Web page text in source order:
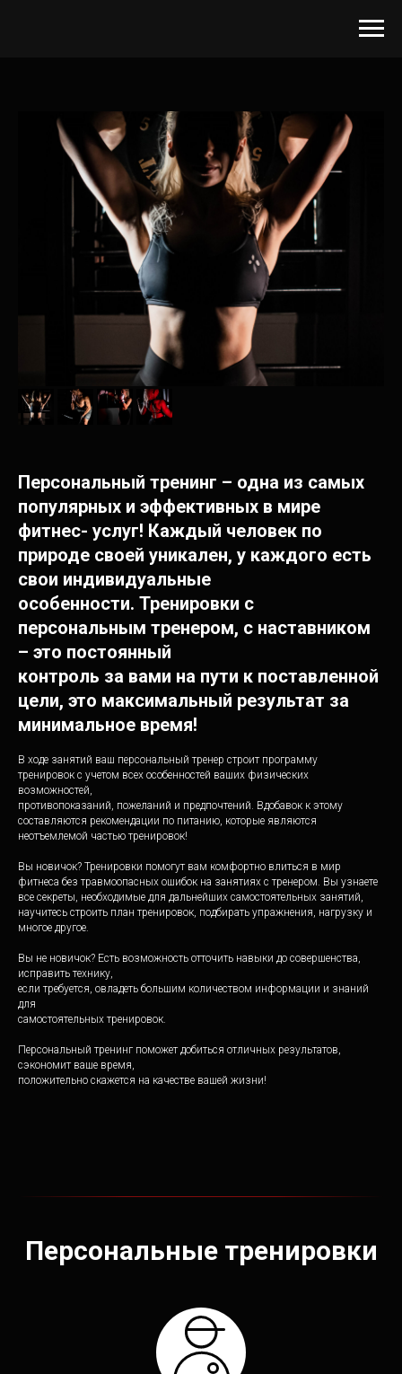
Персональный тренинг – одна из самых
популярных и эффективных в мире
фитнес- услуг! Каждый человек по
природе своей уникален, у каждого есть
свои индивидуальные
особенности. Тренировки с
персональным тренером, с наставником
– это постоянный
контроль за вами на пути к поставленной
цели, это максимальный результат за
минимальное время!
В ходе занятий ваш персональный тренер строит программу
тренировок с учетом всех особенностей ваших физических
возможностей,
противопоказаний, пожеланий и предпочтений. Вдобавок к этому
составляются рекомендации по питанию, которые являются
неотъемлемой частью тренировок!
Вы новичок? Тренировки помогут вам комфортно влиться в мир
фитнеса без травмоопасных ошибок на занятиях с тренером. Вы узнаете
все секреты, необходимые для дальнейших самостоятельных занятий,
научитесь строить план тренировок, подбирать упражнения, нагрузку и
многое другое.
Вы не новичок? Есть возможность отточить навыки до совершенства,
исправить технику,
если требуется, овладеть большим количеством информации и знаний
для
самостоятельных тренировок.
Персональный тренинг поможет добиться отличных результатов,
сэкономит ваше время,
положительно скажется на качестве вашей жизни!
Персональные тренировки